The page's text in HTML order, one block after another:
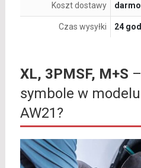
Koszt dostawy
Czas wysyłki 24
XL, 3PMSF, M+S
symbole w
AW21?